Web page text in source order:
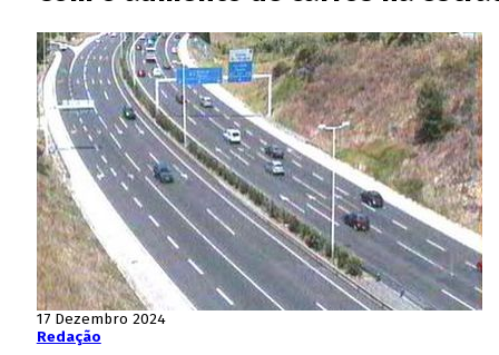
17 Dezembro 2024
Redação